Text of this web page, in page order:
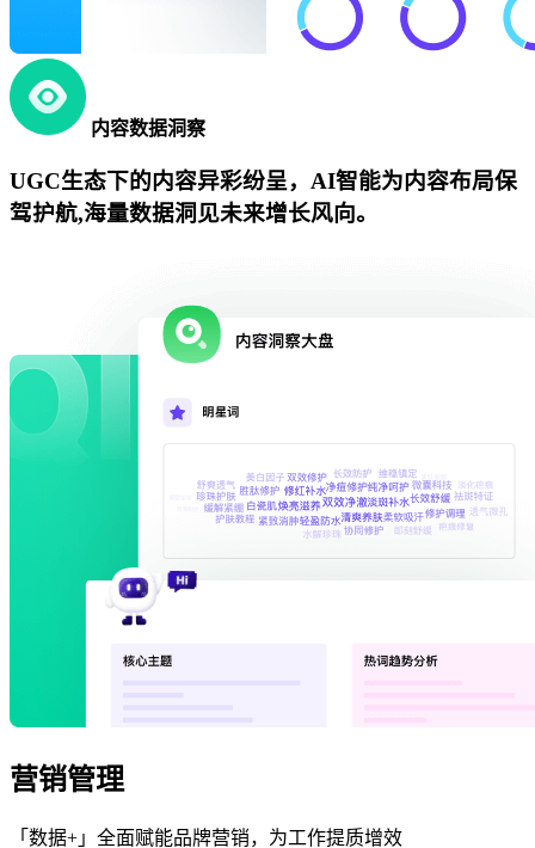
内容数据洞察
UGC生态下的内容异彩纷呈，AI智能为内容布局保
驾护航,海量数据洞见未来增长风向。
营销管理
「数据+」全面赋能品牌营销，为工作提质增效